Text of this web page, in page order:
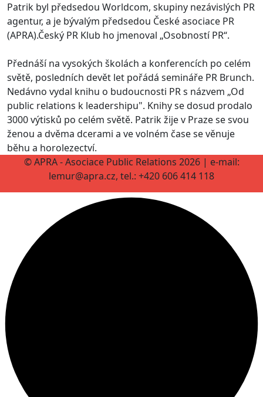
Patrik byl předsedou Worldcom, skupiny nezávislých PR
agentur, a je bývalým předsedou České asociace PR
(APRA).Český PR Klub ho jmenoval „Osobností PR“.
Přednáší na vysokých školách a konferencích po celém
světě, posledních devět let pořádá semináře PR Brunch.
Nedávno vydal knihu o budoucnosti PR s názvem „Od
public relations k leadershipu". Knihy se dosud prodalo
3000 výtisků po celém světě. Patrik žije v Praze se svou
ženou a dvěma dcerami a ve volném čase se věnuje
běhu a horolezectví.
© APRA - Asociace Public Relations 2026 | e-mail:
lemur@apra.cz, tel.: +420 606 414 118